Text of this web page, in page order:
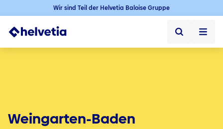
Wir sind Teil der Helvetia Baloise Gruppe
Weingarten-Baden